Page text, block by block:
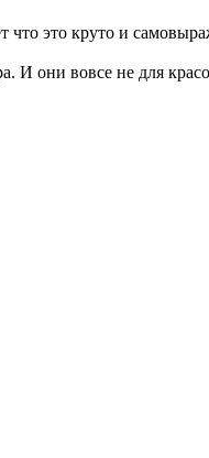
это круто и
И они вовсе не для